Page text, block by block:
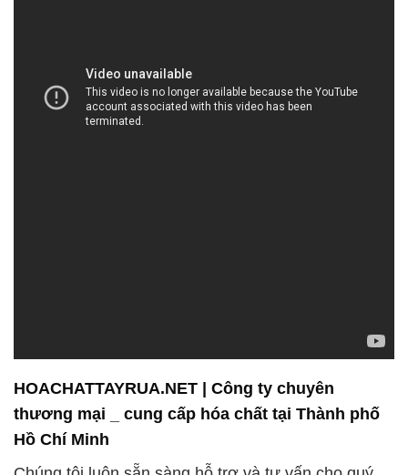
HOACHATTAYRUA.NET | Công ty chuyên
thương mại _ cung cấp hóa chất tại Thành phố
Hồ Chí Minh